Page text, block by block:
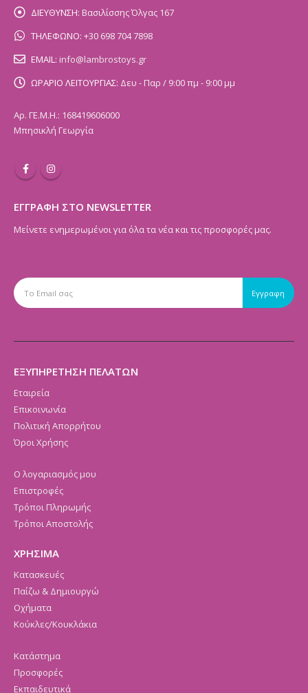
ΔΙΕΥΘΥΝΣΗ: Βασιλίσσης Όλγας 167
ΤΗΛΕΦΩΝΟ: +30 698 704 7898
EMAIL: info@lambrostoys.gr
ΩΡΑΡΙΟ ΛΕΙΤΟΥΡΓΙΑΣ: Δευ - Παρ / 9:00 πμ - 9:00 μμ
Αρ. ΓΕ.Μ.Η.: 168419606000
Μπησικλή Γεωργία
ΕΓΓΡΑΦΗ ΣΤΟ NEWSLETTER
Μείνετε ενημερωμένοι για όλα τα νέα και τις προσφορές μας.
ΕΞΥΠΗΡΕΤΗΣΗ ΠΕΛΑΤΩΝ
Εταιρεία
Επικοινωνία
Πολιτική Απορρήτου
Όροι Χρήσης
Ο λογαριασμός μου
Επιστροφές
Τρόποι Πληρωμής
Τρόποι Αποστολής
ΧΡΗΣΙΜΑ
Κατασκευές
Παίζω & Δημιουργώ
Οχήματα
Κούκλες/Κουκλάκια
Κατάστημα
Προσφορές
Εκπαιδευτικά